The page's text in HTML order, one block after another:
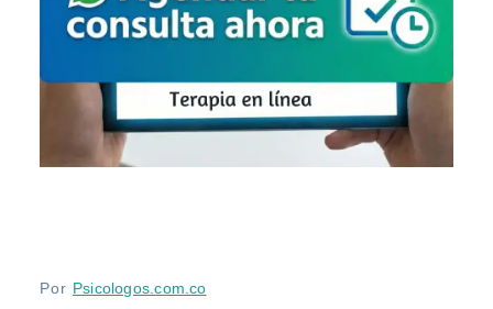
Por Psicologos.com.co